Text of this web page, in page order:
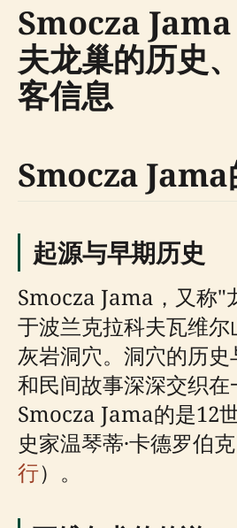
Smocza Jama
夫龙巢的历史
客信息
Smocza Jama
起源与早期历史
Smocza Jama，又称"
于波兰克拉科夫瓦维
灰岩洞穴。洞穴的历
和民间故事深深交织在
Smocza Jama的是12
史家温琴蒂·卡德罗伯
行）。